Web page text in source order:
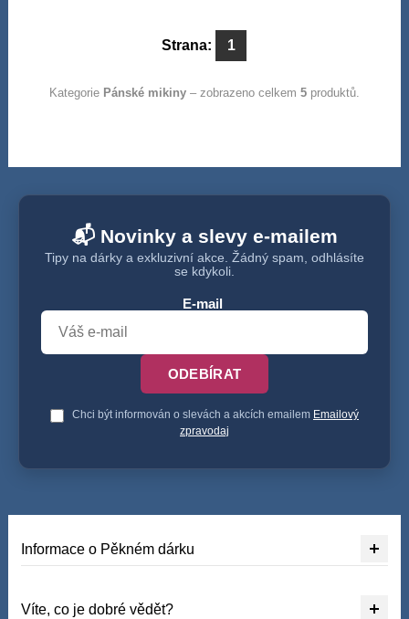
Strana: 1
Kategorie Pánské mikiny– zobrazeno celkem 5produktů.
📬 Novinky a slevy e-mailem
Tipy na dárky a exkluzivní akce. Žádný spam, odhlásíte
se kdykoli.
E-mail
ODEBÍRAT
Chci být informován o slevách a akcích emailem Emailový
zpravodaj
Informace o Pěkném dárku
Víte, co je dobré vědět?